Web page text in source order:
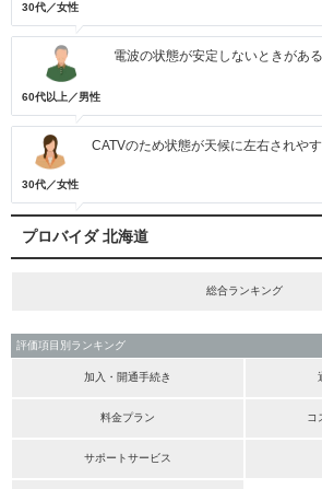
30代／女性
60代以上／男性
電波の状態が安定しないときがある
30代／女性
CATVのため状態が天候に左右されやす
プロバイダ 北海道
総合ランキング
評価項目別ランキング
加入・開通手続き
料金プラン コ
サポートサービス